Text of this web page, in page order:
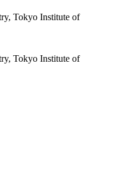
Tokyo Institute of
Tokyo Institute of